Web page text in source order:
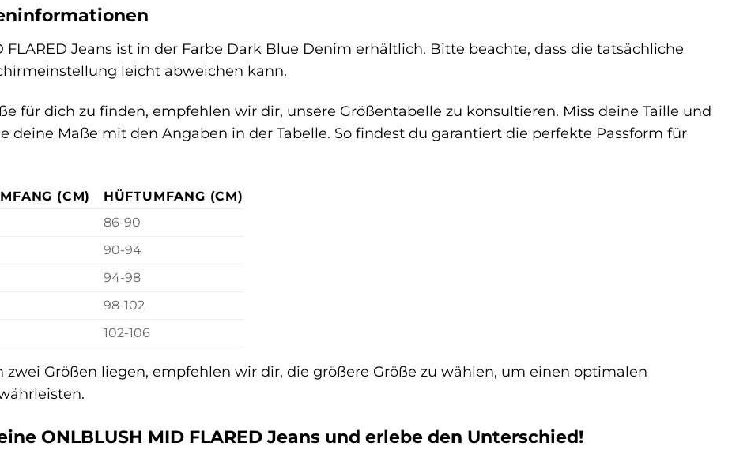
FLARED Jeans ist in der Farbe Dark Blue Denim erhältlich. Bitte beachte, dass die tatsächliche
leicht abweichen kann.
für dich zu finden, empfehlen wir dir, unsere Größentabelle zu konsultieren. Miss deine Taille und
deine Maße mit den Angaben in der Tabelle. So findest du garantiert die perfekte Passform für
(CM)
HÜFTUMFANG (CM)
86-90
90-94
94-98
98-102
102-106
zwei Größen liegen, empfehlen wir dir, die größere Größe zu wählen, um einen optimalen
ONLBLUSH MID FLARED Jeans und erlebe den Unterschied!